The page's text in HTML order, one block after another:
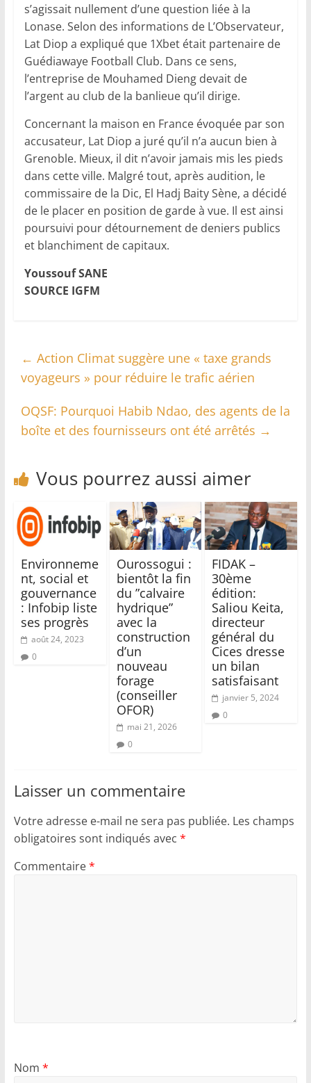
s’agissait nullement d’une question liée à la
Lonase. Selon des informations de L’Observateur,
Lat Diop a expliqué que 1Xbet était partenaire de
Guédiawaye Football Club. Dans ce sens,
l’entreprise de Mouhamed Dieng devait de
l’argent au club de la banlieue qu’il dirige.
Concernant la maison en France évoquée par son
accusateur, Lat Diop a juré qu’il n’a aucun bien à
Grenoble. Mieux, il dit n’avoir jamais mis les pieds
dans cette ville. Malgré tout, après audition, le
commissaire de la Dic, El Hadj Baity Sène, a décidé
de le placer en position de garde à vue. Il est ainsi
poursuivi pour détournement de deniers publics
et blanchiment de capitaux.
Youssouf SANE
SOURCE IGFM
← Action Climat suggère une « taxe grands
voyageurs » pour réduire le trafic aérien
OQSF: Pourquoi Habib Ndao, des agents de la
boîte et des fournisseurs ont été arrêtés →
Vous pourrez aussi aimer
Environneme
nt, social et
gouvernance
: Infobip liste
ses progrès
août 24, 2023
0
Ourossogui :
bientôt la fin
du ”calvaire
hydrique”
avec la
construction
d’un
nouveau
forage
(conseiller
OFOR)
mai 21, 2026
0
FIDAK –
30ème
édition:
Saliou Keita,
directeur
général du
Cices dresse
un bilan
satisfaisant
janvier 5, 2024
0
Laisser un commentaire
Votre adresse e-mail ne sera pas publiée. Les champs
obligatoires sont indiqués avec *
Commentaire*
Nom *